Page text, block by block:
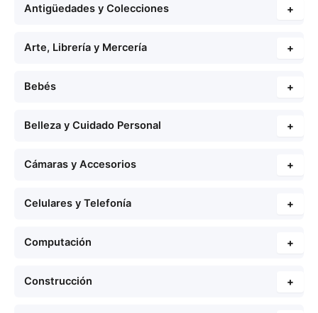
Antigüedades y Colecciones +
Arte, Librería y Mercería +
Bebés +
Belleza y Cuidado Personal +
Cámaras y Accesorios +
Celulares y Telefonía +
Computación +
Construcción +